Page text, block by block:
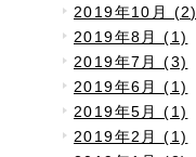
2019年10月 (2)
2019年8月 (1)
2019年7月 (3)
2019年6月 (1)
2019年5月 (1)
2019年2月 (1)